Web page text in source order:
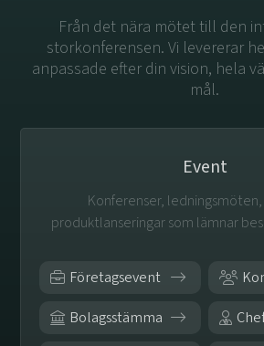
Från det nära mötet till den
storkonferensen. Vi levererar
anpassade efter din vision, hela
mål.
Event
Konferenser,
produktlanseringar som lämnar
Företagsevent
Bolagsstämma